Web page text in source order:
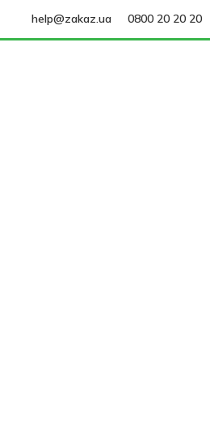
help@zakaz.ua 0800 20 20 20